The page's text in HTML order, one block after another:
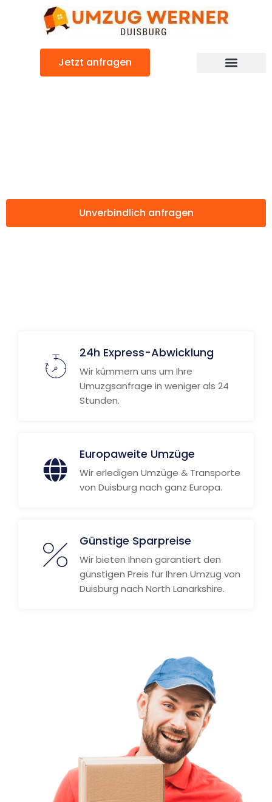
Jetzt anfragen
Unverbindlich anfragen
24h Express-Abwicklung
Wir kümmern uns um Ihre
Umuzgsanfrage in weniger als 24
Stunden.
Europaweite Umzüge
Wir erledigen Umzüge & Transporte
von Duisburg nach ganz Europa.
Günstige Sparpreise
Wir bieten Ihnen garantiert den
günstigen Preis für Ihren Umzug von
Duisburg nach North Lanarkshire.